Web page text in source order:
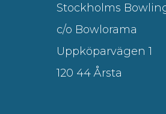
Stockholms
c/o Bowlorama
Uppköparvägen 1
120 44 Årsta